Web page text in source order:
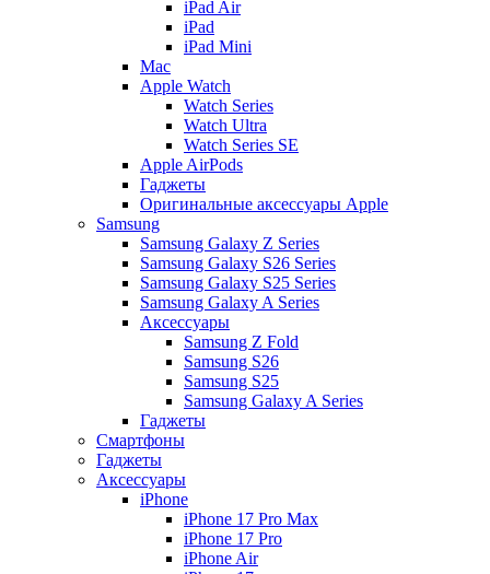
iPad Air
iPad
iPad Mini
Mac
Apple Watch
Watch Series
Watch Ultra
Watch Series SE
Apple AirPods
Гаджеты
Оригинальные аксессуары Apple
Samsung
Samsung Galaxy Z Series
Samsung Galaxy S26 Series
Samsung Galaxy S25 Series
Samsung Galaxy A Series
Аксессуары
Samsung Z Fold
Samsung S26
Samsung S25
Samsung Galaxy A Series
Гаджеты
Смартфоны
Гаджеты
Аксессуары
iPhone
iPhone 17 Pro Max
iPhone 17 Pro
iPhone Air